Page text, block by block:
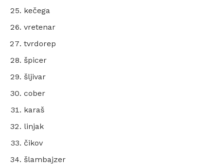
kečega
vretenar
tvrdorep
špicer
šljivar
cober
karaš
linjak
čikov
šlambajzer